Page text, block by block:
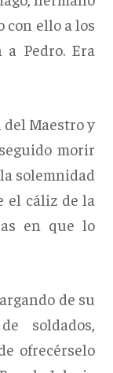
con ello a los
Pedro. Era
Maestro y
morir
solemnidad
el cáliz de la
en que lo
de su
soldados,
ofrecérselo